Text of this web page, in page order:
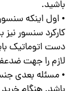
باشید.
• اول اینکه
کارکرد سنسور
دست اتوماتیک
لازم را جهت
• مسئله بعدی